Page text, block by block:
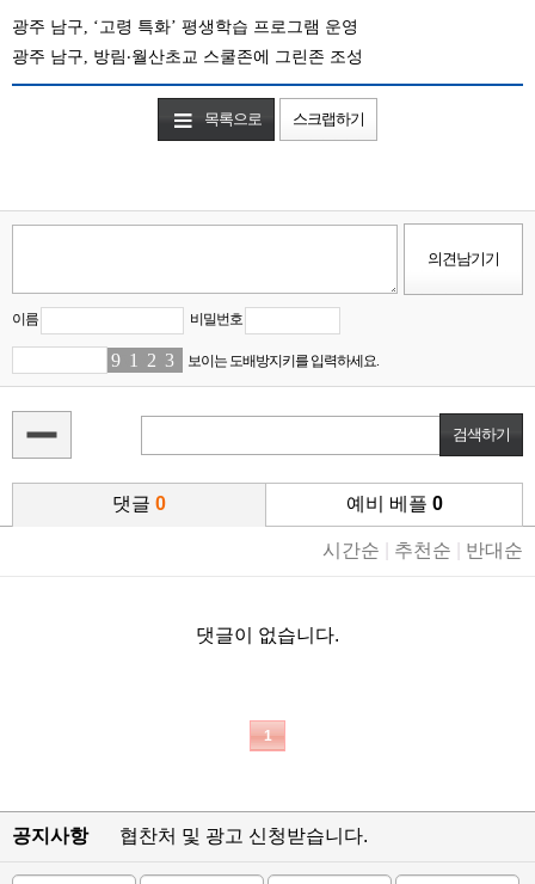
광주 남구, ‘고령 특화’ 평생학습 프로그램 운영
광주 남구, 방림‧월산초교 스쿨존에 그린존 조성
목록으로 스크랩하기
이름 비밀번호
95 1 2 3 보이는 도배방지키를 입력하세요.
댓글 0 예비 베플 0
시간순 추천순 반대순
댓글이 없습니다.
1
공지사항 협찬처 및 광고 신청받습니다.